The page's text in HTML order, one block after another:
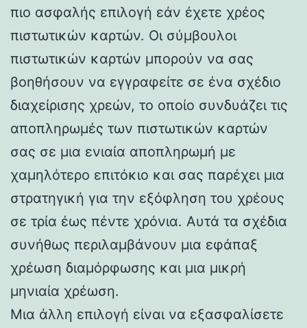
πιο ασφαλής επιλογή εάν έχετε χρέος
πιστωτικών καρτών. Οι σύμβουλοι
πιστωτικών καρτών μπορούν να σας
βοηθήσουν να εγγραφείτε σε ένα σχέδιο
διαχείρισης χρεών, το οποίο συνδυάζει τις
αποπληρωμές των πιστωτικών καρτών
σας σε μια ενιαία αποπληρωμή με
χαμηλότερο επιτόκιο και σας παρέχει μια
στρατηγική για την εξόφληση του χρέους
σε τρία έως πέντε χρόνια. Αυτά τα σχέδια
συνήθως περιλαμβάνουν μια εφάπαξ
χρέωση διαμόρφωσης και μια μικρή
μηνιαία χρέωση.
Μια άλλη επιλογή είναι να εξασφαλίσετε